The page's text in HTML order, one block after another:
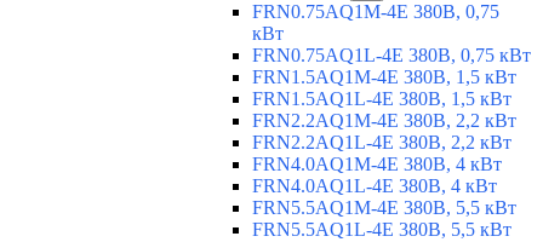
FRN0.75AQ1M-4E 380В, 0,75
кВт
FRN0.75AQ1L-4E 380В, 0,75 кВт
FRN1.5AQ1M-4E 380В, 1,5 кВт
FRN1.5AQ1L-4E 380В, 1,5 кВт
FRN2.2AQ1M-4E 380В, 2,2 кВт
FRN2.2AQ1L-4E 380В, 2,2 кВт
FRN4.0AQ1M-4E 380В, 4 кВт
FRN4.0AQ1L-4E 380В, 4 кВт
FRN5.5AQ1M-4E 380В, 5,5 кВт
FRN5.5AQ1L-4E 380В, 5,5 кВт